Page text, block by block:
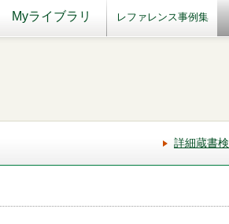
Myライブラリ レファレンス事例集
詳細蔵書